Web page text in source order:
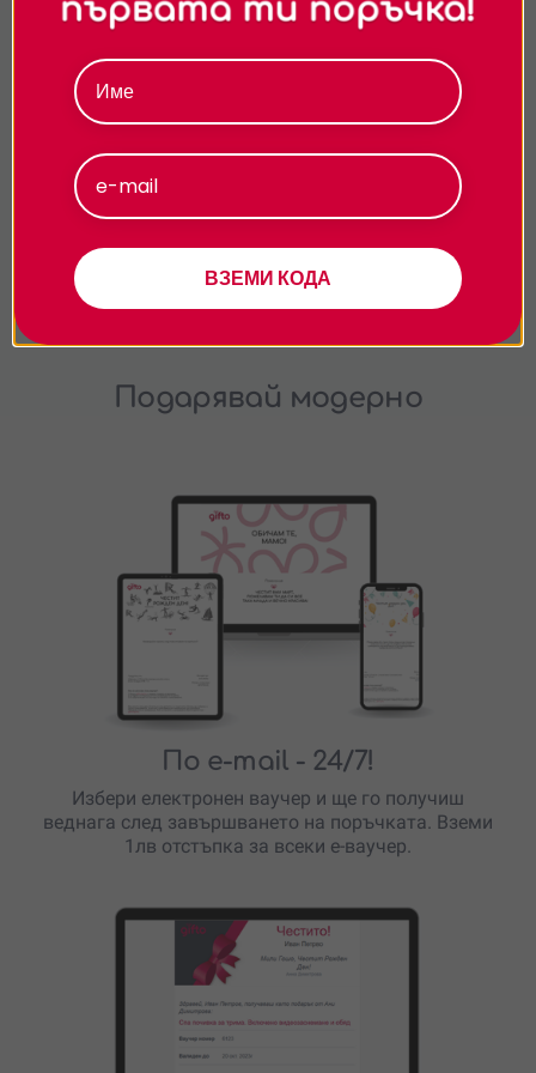
Необходимо ли е да купувам дрехи по
Може ли консултацията да се проведе
онлайн?
Какво ще науча по време на
консултацията?
Подходяща ли е консултацията като
подарък?
Подарявай модерно
По e-mail - 24/7!
Избери електронен ваучер и ще го получиш
веднага след завършването на поръчката. Вземи
1лв отстъпка за всеки е-ваучер.
ВЗЕМИ КОДА
относно начина, по който обработваме вашите
поверителност.
Приемам